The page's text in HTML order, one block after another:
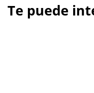
Te puede